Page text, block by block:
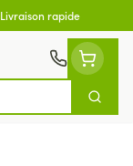
Livraison rapide